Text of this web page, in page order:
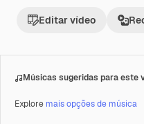
Editar vídeo
Músicas sugeridas para este
Explore mais opções de música